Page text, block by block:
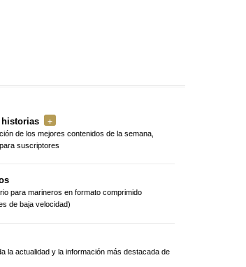
de los mejores contenidos de la semana,
suscriptores
para marineros en formato comprimido
de baja velocidad)
la actualidad y la información más destacada de